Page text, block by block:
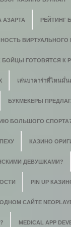
АЗАРТА РЕЙТИНГ
ВИРТУАЛЬНОГО
БОЙЦЫ ГОТОВЯТСЯ К
เล่นบาคาร่าที่ไหนมั่น
БУКМЕКЕРЫ
БОЛЬШОГО
КАЗИНО
ДЕВУШКАМИ?
PIN UP
САЙТЕ
MEDICAL APP